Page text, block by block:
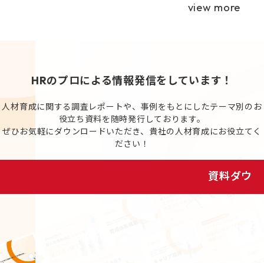
view more
HRのプロによる情報発信をしています！
人材育成に関する調査レポートや、事例をもとにしたテーマ別のお
役立ち資料を随時発行しております。
ぜひお気軽にダウンロードいただき、貴社の人材育成にお役立てく
ださい！